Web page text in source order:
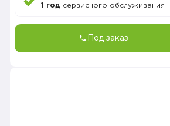
1 год сервисного обслуживания
Под заказ